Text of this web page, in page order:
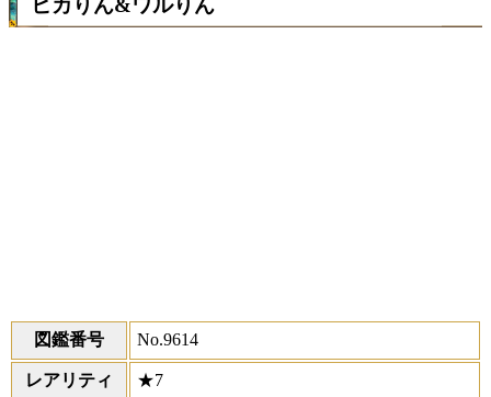
ヒカりん&ワルりん
図鑑番号 No.9614
レアリティ ★7